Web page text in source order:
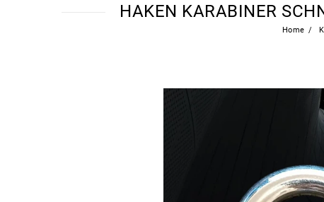
HAKEN KARABINER
Home